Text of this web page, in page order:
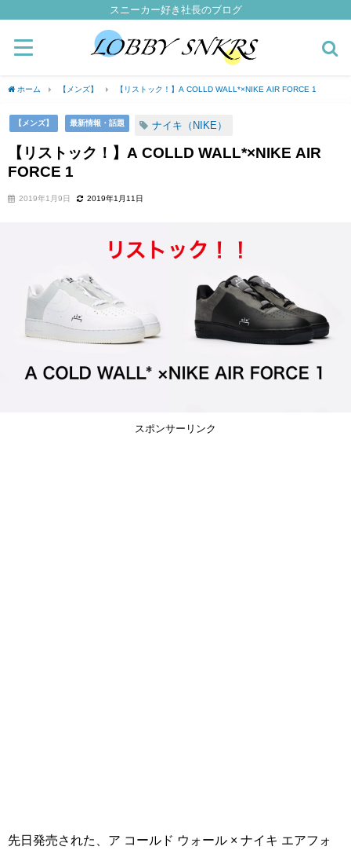
スニーカー好き社長のブログ
ホーム 【メンズ】 【リストック！】A COLLD WALL*×NIKE AIR FORCE 1
【メンズ】 最新情報・話題 ナイキ（NIKE）
【リストック！】A COLLD WALL*×NIKE AIR
FORCE 1
2019年1月9日 2019年1月11日
スポンサーリンク
先日発売された、ア コールド ウォール × ナイキ エアフォ